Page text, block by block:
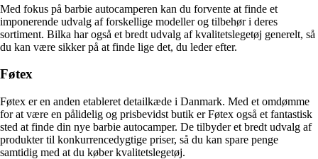
Med fokus på barbie autocamperen kan du forvente at finde et
imponerende udvalg af forskellige modeller og tilbehør i deres
sortiment. Bilka har også et bredt udvalg af kvalitetslegetøj generelt, så
du kan være sikker på at finde lige det, du leder efter.
Føtex
Føtex er en anden etableret detailkæde i Danmark. Med et omdømme
for at være en pålidelig og prisbevidst butik er Føtex også et fantastisk
sted at finde din nye barbie autocamper. De tilbyder et bredt udvalg af
produkter til konkurrencedygtige priser, så du kan spare penge
samtidig med at du køber kvalitetslegetøj.